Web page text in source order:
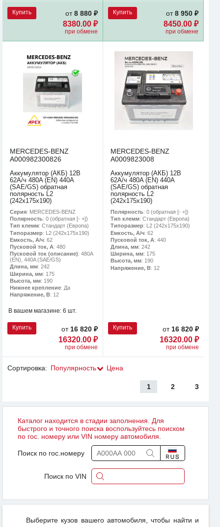
Купить от8 880 ₽
8380.00 ₽
при обмене
Купить от8 950 ₽
8450.00 ₽
при обмене
MERCEDES-BENZ
A000982300826
Аккумулятор (АКБ) 12В
62А/ч 480A (EN) 440A
(SAE/GS) обратная
полярность L2
(242х175х190)
Серия: MERCEDES-BENZ
Полярность: 0 (обратная [- +])
Тип клемм: Стандарт (Европа)
Типоразмер: L2 (242х175х190)
Емкость, А/ч: 62
Пусковой ток, А: 480
Пусковой ток (описание): 480A
(EN), 440A (SAE/GS)
Длина, мм: 242
Ширина, мм: 175
Высота, мм: 190
Нижнее крепление: Да
Напряжение, В: 12
В вашем магазине: 6 шт.
Купить от 16 820 ₽
16320.00 ₽
при обмене
MERCEDES-BENZ
A0009823008
Аккумулятор (АКБ) 12В
62А/ч 480A (EN) 440A
(SAE/GS) обратная
полярность L2
(242х175х190)
Полярность: 0 (обратная [- +])
Тип клемм: Стандарт (Европа)
Типоразмер: L2 (242х175х190)
Емкость, А/ч: 62
Пусковой ток, А: 440
Длина, мм: 242
Ширина, мм: 175
Высота, мм: 190
Напряжение, В: 12
Купить от 16 820 ₽
16320.00 ₽
при обмене
Сортировка: Популярность Цена
1 2 3
Каталог находится в стадии заполнения. Для
быстрого и точного поиска воспользуйтесь поиском
по гос. номеру или VIN номеру автомобиля.
Поиск по гос.номеру
Поиск по VIN
Выберите кузов вашего автомобиля, чтобы найти и